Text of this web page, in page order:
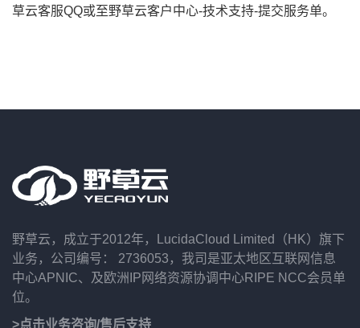
草云客服QQ或至野草云客户中心-技术支持-提交服务单。
野草云，成立于2012年，LucidaCloud Limited（HK）旗下
业务，公司编号： 2736053，我司是亚太地区互联网信息
中心APNIC、及欧洲IP网络资源协调中心RIPE NCC会员单
位。
>点击业务咨询/售后支持